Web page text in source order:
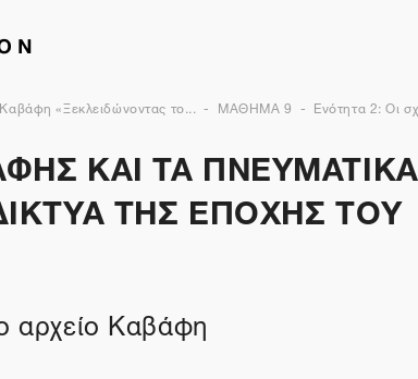
«Ξεκλειδώνοντας το... ΜΑΘΗΜΑ 9 Ενότητα 2: Οι
ΚΑΙ ΤΑ ΠΝΕΥΜΑΤΙΚΑ
ΤΗΣ ΕΠΟΧΗΣ ΤΟΥ
αρχείο Καβάφη